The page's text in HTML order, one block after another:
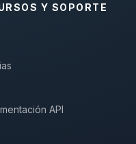
Y SOPORTE
API